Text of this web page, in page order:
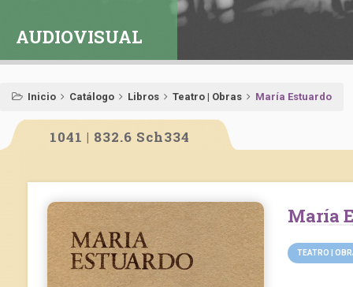
AUDIOVISUAL
Inicio Catálogo Libros Teatro | Obras María Estuardo
1041 | 832.6 Sch334
TEATRO |